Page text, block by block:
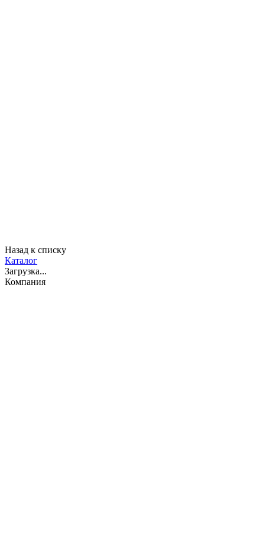
Назад к списку
Каталог
Загрузка...
Компания